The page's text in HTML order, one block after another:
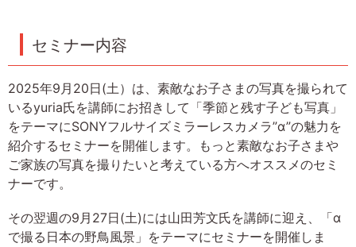
セミナー内容
2025年9月20日(土）は、素敵なお子さまの写真を撮られて
いるyuria氏を講師にお招きして「季節と残す子ども写真」
をテーマにSONYフルサイズミラーレスカメラ”α”の魅力を
紹介するセミナーを開催します。もっと素敵なお子さまや
ご家族の写真を撮りたいと考えている方へオススメのセミ
ナーです。
その翌週の9月27日(土)には山田芳文氏を講師に迎え、「α
で撮る日本の野鳥風景」をテーマにセミナーを開催しま